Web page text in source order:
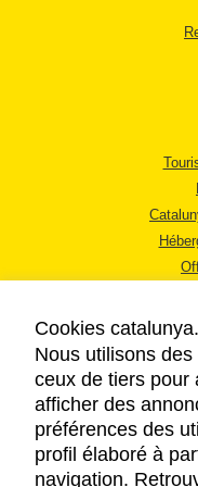
Cookies
Nous utilisons
ceux de tiers pour
afficher des
préférences des
profil élaboré à
navigation.